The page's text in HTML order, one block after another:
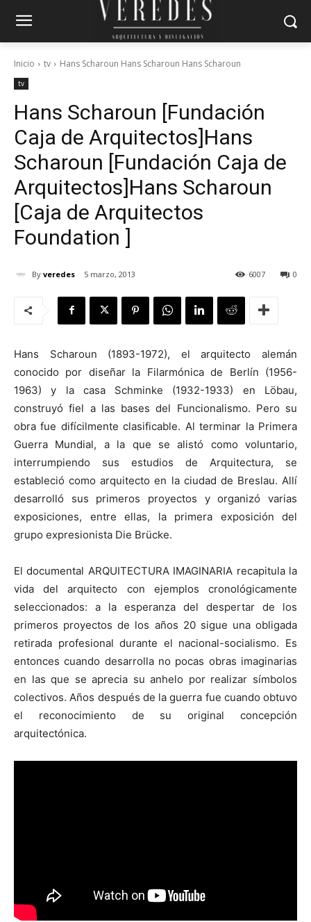
Inicio tv Hans Scharoun Hans Scharoun Hans Scharoun
tv
Hans Scharoun [Fundación
Caja de Arquitectos] Hans
Scharoun [Fundación Caja de
Arquitectos] Hans Scharoun
[Caja de Arquitectos
Foundation ]
By veredes 5 marzo, 2013 0
6007
Hans Scharoun (1893-1972), el arquitecto alemán
conocido por diseñar la Filarmónica de Berlín (1956-
1963) y la casa Schminke (1932-1933) en Löbau,
construyó fiel a las bases del Funcionalismo. Pero su
obra fue difícilmente clasificable. Al terminar la Primera
Guerra Mundial, a la que se alistó como voluntario,
interrumpiendo sus estudios de Arquitectura, se
estableció como arquitecto en la ciudad de Breslau. Allí
desarrolló sus primeros proyectos y organizó varias
exposiciones, entre ellas, la primera exposición del
grupo expresionista Die Brücke.
El documental ARQUITECTURA IMAGINARIA recapitula la
vida del arquitecto con ejemplos cronológicamente
seleccionados: a la esperanza del despertar de los
primeros proyectos de los años 20 sigue una obligada
retirada profesional durante el nacional-socialismo. Es
entonces cuando desarrolla no pocas obras imaginarias
en las que se aprecia su anhelo por realizar símbolos
colectivos. Años después de la guerra fue cuando obtuvo
el reconocimiento de su original concepción
arquitectónica.